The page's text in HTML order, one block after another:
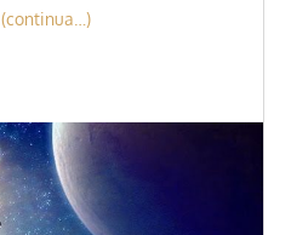
(continua…)